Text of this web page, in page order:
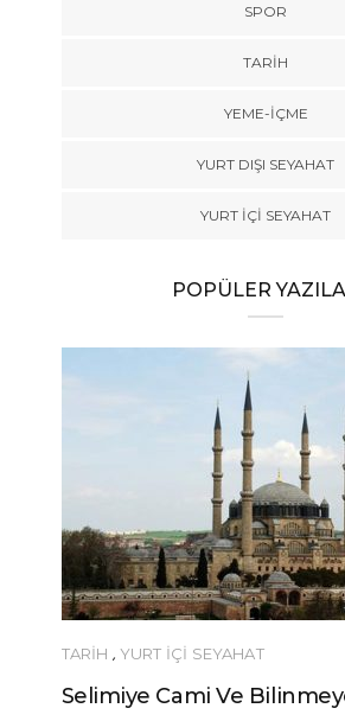
SPOR
TARİH
YEME-İÇME
YURT DIŞI SEYAHAT
YURT İÇİ SEYAHAT
POPÜLER
YEME-İÇME
Urfa’nın Birbirinden